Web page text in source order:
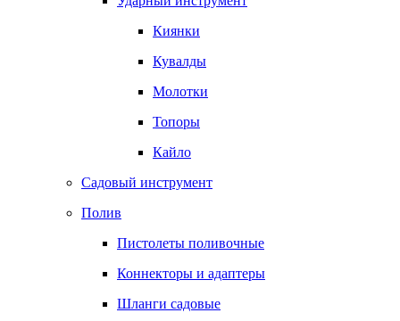
Киянки
Кувалды
Молотки
Топоры
Кайло
Садовый инструмент
Полив
Пистолеты поливочные
Коннекторы и адаптеры
Шланги садовые